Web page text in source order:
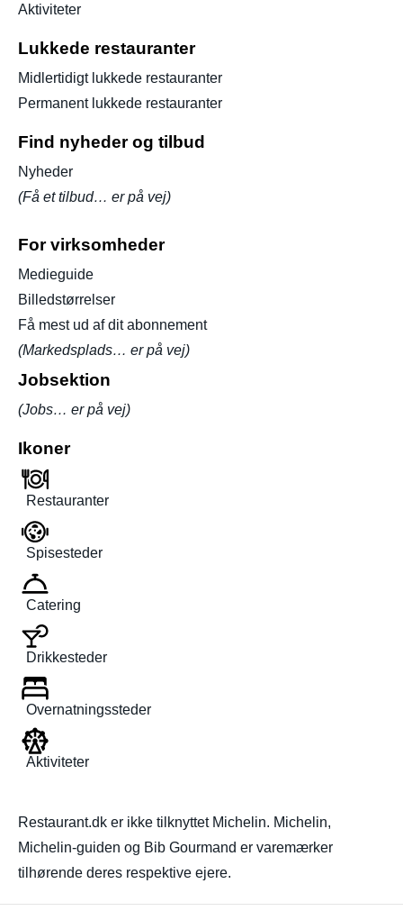
Aktiviteter
Lukkede restauranter
Midlertidigt lukkede restauranter
Permanent lukkede restauranter
Find nyheder og tilbud
Nyheder
(Få et tilbud… er på vej)
For virksomheder
Medieguide
Billedstørrelser
Få mest ud af dit abonnement
(Markedsplads… er på vej)
Jobsektion
(Jobs… er på vej)
Ikoner
Restauranter
Spisesteder
Catering
Drikkesteder
Overnatningssteder
Aktiviteter
Restaurant.dk er ikke tilknyttet Michelin. Michelin,
Michelin-guiden og Bib Gourmand er varemærker
tilhørende deres respektive ejere.